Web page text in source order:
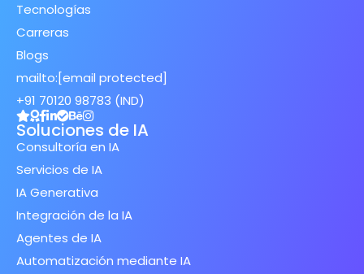
Tecnologías
Carreras
Blogs
mailto:[email protected]
+91 70120 98783 (IND)
Soluciones de IA
Consultoría en IA
Servicios de IA
IA Generativa
Integración de la IA
Agentes de IA
Automatización mediante IA